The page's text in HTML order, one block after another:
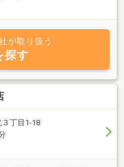
が取り扱う
探す
丁目1-18